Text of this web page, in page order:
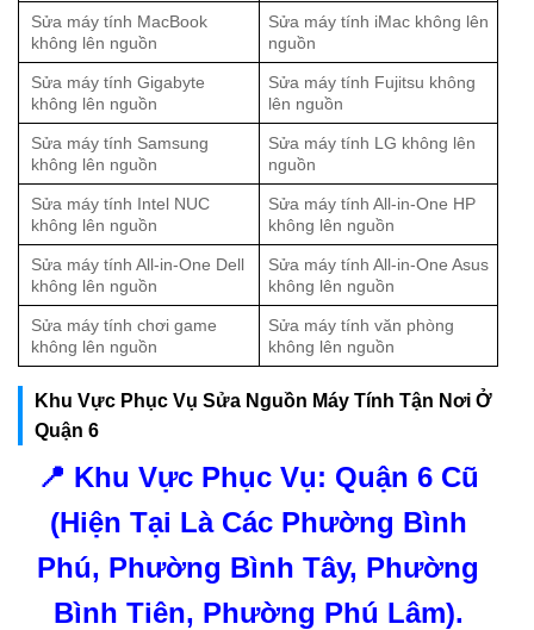
Sửa máy tính MacBook
không lên nguồn
Sửa máy tính iMac không lên
nguồn
Sửa máy tính Gigabyte
không lên nguồn
Sửa máy tính Fujitsu không
lên nguồn
Sửa máy tính Samsung
không lên nguồn
Sửa máy tính LG không lên
nguồn
Sửa máy tính Intel NUC
không lên nguồn
Sửa máy tính All-in-One HP
không lên nguồn
Sửa máy tính All-in-One Dell
không lên nguồn
Sửa máy tính All-in-One Asus
không lên nguồn
Sửa máy tính chơi game
không lên nguồn
Sửa máy tính văn phòng
không lên nguồn
Khu Vực Phục Vụ Sửa Nguồn Máy Tính Tận Nơi Ở
Quận 6
📍 Khu Vực Phục Vụ: Quận 6 Cũ
(Hiện Tại Là Các Phường Bình
Phú, Phường Bình Tây, Phường
Bình Tiên, Phường Phú Lâm).